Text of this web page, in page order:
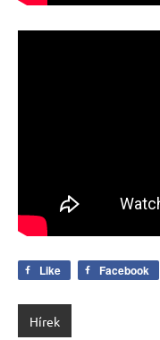
Like Facebook
Hírek